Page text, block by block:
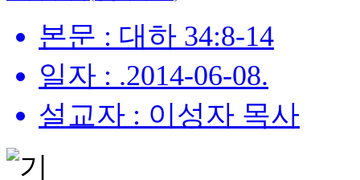
본문 : 대하 34:8-14
일자 : .2014-06-08.
설교자 : 이성자 목사